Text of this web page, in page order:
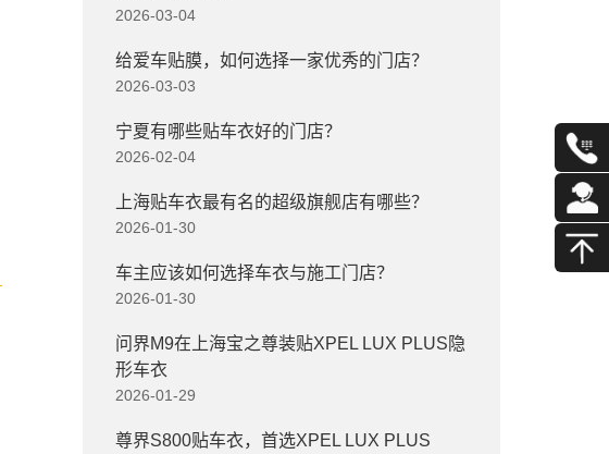
2026-03-04
给爱车贴膜，如何选择一家优秀的门店？
2026-03-03
宁夏有哪些贴车衣好的门店？
2026-02-04
上海贴车衣最有名的超级旗舰店有哪些？
2026-01-30
车主应该如何选择车衣与施工门店？
2026-01-30
问界M9在上海宝之尊装贴XPEL LUX PLUS隐
形车衣
2026-01-29
尊界S800贴车衣，首选XPEL LUX PLUS